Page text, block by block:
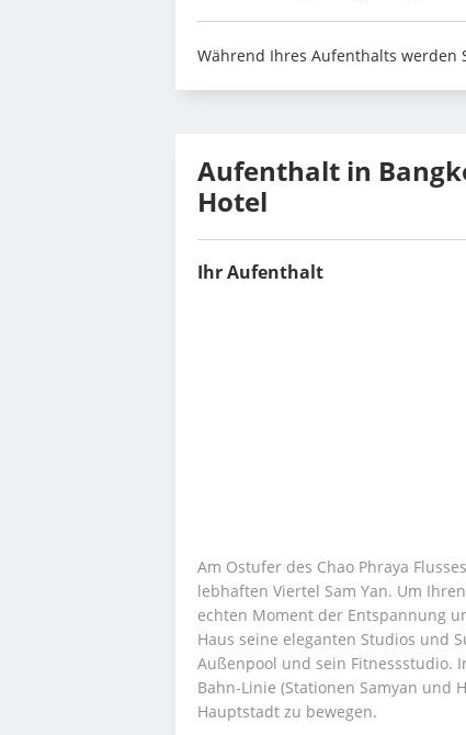
Während Ihres Aufenthalts werden
Aufenthalt in
Hotel
Ihr Aufenthalt
Am Ostufer des Chao Phraya
lebhaften Viertel Sam Yan. Um
echten Moment der Entspannung
Haus seine eleganten Studios und
Außenpool und sein Fitnessstudio.
Bahn-Linie (Stationen Samyan und
Hauptstadt zu bewegen.